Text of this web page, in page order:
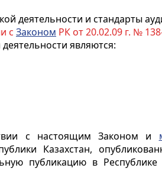
деятельности и стандарты
с Законом РК от 20.02.09 г. №
являются:
с настоящим Законом и
Казахстан,
публикацию в